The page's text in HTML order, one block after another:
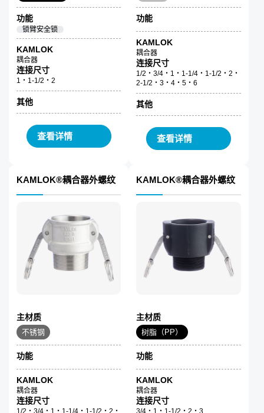
功能
锁臂安全锁
KAMLOK
耦合器
连接尺寸
1・1-1/2・2
其他
查看详情
功能
KAMLOK
耦合器
连接尺寸
1/2・3/4・1・1-1/4・1-1/2・2・
2-1/2・3・4・5・6
其他
查看详情
KAMLOK®耦合器外螺纹
主材质
不锈钢
功能
KAMLOK
耦合器
连接尺寸
1/2・3/4・1・1-1/4・1-1/2・2・
KAMLOK®耦合器外螺纹
主材质
树脂（PP）
功能
KAMLOK
耦合器
连接尺寸
3/4・1・1-1/2・2・3